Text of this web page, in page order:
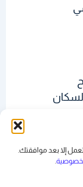
إلا بعد موافقتك.
.